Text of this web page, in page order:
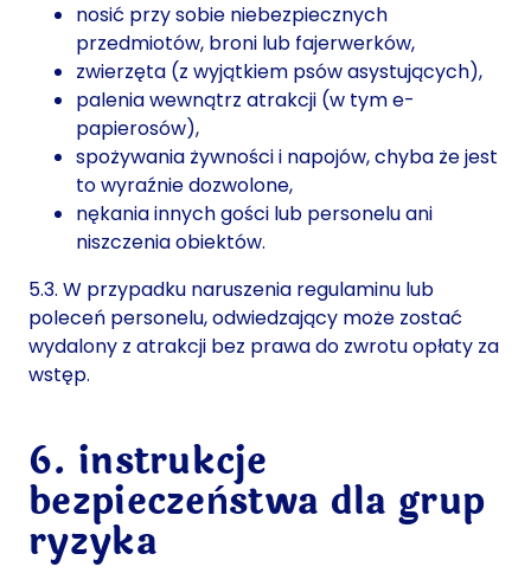
nosić przy sobie niebezpiecznych
przedmiotów, broni lub fajerwerków,
zwierzęta (z wyjątkiem psów asystujących),
palenia wewnątrz atrakcji (w tym e-
papierosów),
spożywania żywności i napojów, chyba że jest
to wyraźnie dozwolone,
nękania innych gości lub personelu ani
niszczenia obiektów.
5.3. W przypadku naruszenia regulaminu lub
poleceń personelu, odwiedzający może zostać
wydalony z atrakcji bez prawa do zwrotu opłaty za
wstęp.
6. instrukcje
bezpieczeństwa dla grup
ryzyka